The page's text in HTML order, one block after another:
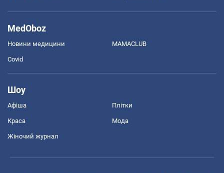
MedOboz
Новини медицини MAMACLUB
Covid
Шоу
Афіша Плітки
Краса Мода
Жіночий журнал